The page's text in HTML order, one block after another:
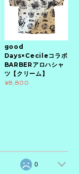
good
Days×Cecileコラボ
BARBERアロハシャ
ツ【クリーム】
¥8,800
0